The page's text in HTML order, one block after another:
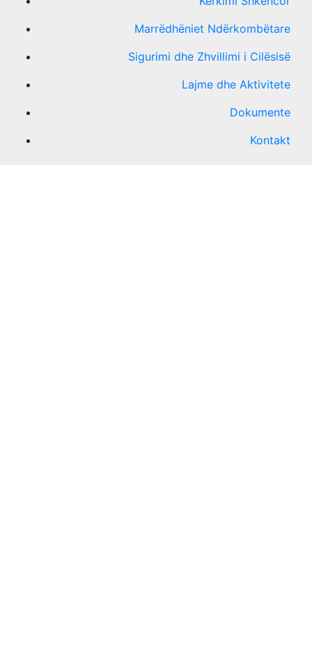
Marrëdhëniet Ndërkombëtare
Sigurimi dhe Zhvillimi i Cilësisë
Lajme dhe Aktivitete
Dokumente
Kontakt